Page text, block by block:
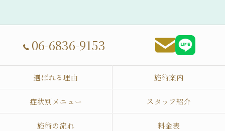
06-6836-9153
選ばれる理由 施術案内
症状別メニュー スタッフ紹介
施術の流れ 料金表